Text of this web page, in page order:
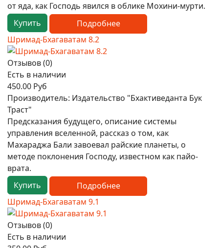
от яда, как Господь явился в облике Мохини-мурти.
Купить
Подробнее
Шримад-Бхагаватам 8.2
Отзывов (0)
Есть в наличии
450.00 Руб
Производитель: Издательство "Бхактиведанта Бук
Траст"
Предсказания будущего, описание системы
управления вселенной, рассказ о том, как
Махараджа Бали завоевал райские планеты, о
методе поклонения Господу, известном как пайо-
врата.
Купить
Подробнее
Шримад-Бхагаватам 9.1
Отзывов (0)
Есть в наличии